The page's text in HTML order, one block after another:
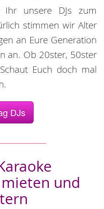
Ihr unsere DJs zum
stimmen wir Alter
an Eure Generation
an. Ob 20ster, 50ster
Euch doch mal
DJs
und